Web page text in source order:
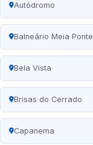
Autódromo
Balneário Meia Ponte
Bela Vista
Brisas do Cerrado
Capanema